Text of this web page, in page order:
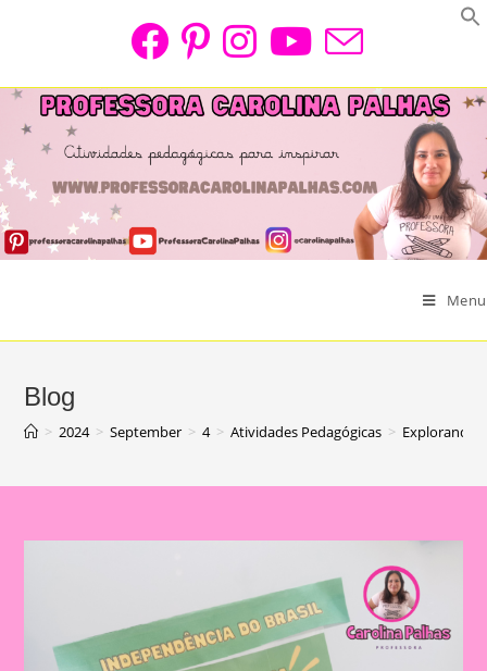
Menu
Blog
> 2024 > September > 4 > Atividades Pedagógicas > Explorando